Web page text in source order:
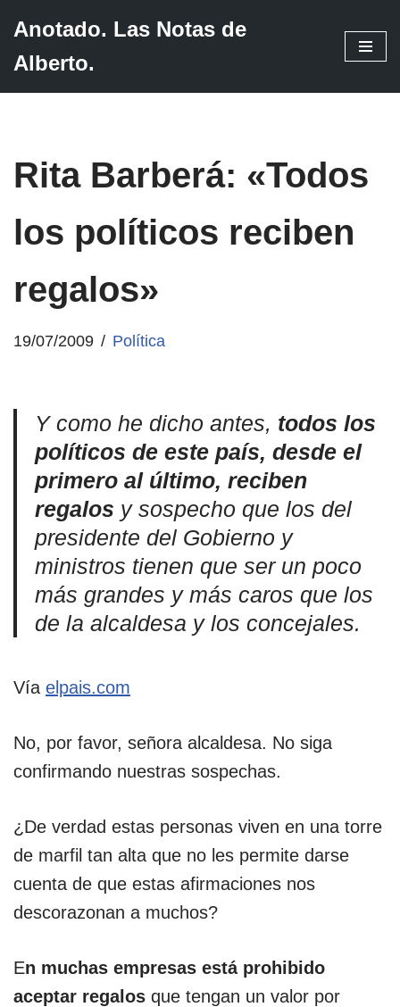
Saltar
Anotado. Las Notas de
Alberto.
Rita Barberá: «Todos
los políticos reciben
regalos»
19/07/2009 Política
Y como he dicho antes, todos los
políticos de este país, desde el
primero al último, reciben
regalos y sospecho que los del
presidente del Gobierno y
ministros tienen que ser un poco
más grandes y más caros que los
de la alcaldesa y los concejales.
Vía elpais.com
No, por favor, señora alcaldesa. No siga
confirmando nuestras sospechas.
¿De verdad estas personas viven en una torre
de marfil tan alta que no les permite darse
cuenta de que estas afirmaciones nos
descorazonan a muchos?
En muchas empresas está prohibido
aceptar regalos que tengan un valor por